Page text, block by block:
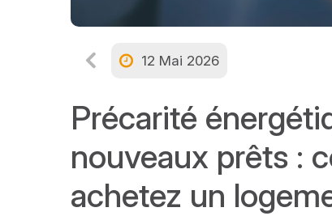
12 Mai 2026
Précarité
nouveaux prêts :
achetez un